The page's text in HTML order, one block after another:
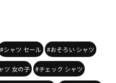
#シャツ セール #おそろい シャツ
ツ 女の子 #チェック シャツ